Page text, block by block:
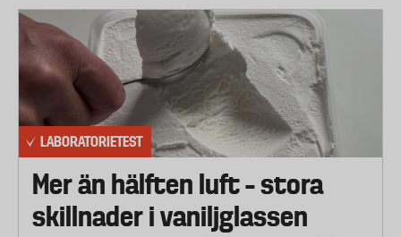
LABORATORIETEST
Mer än hälften luft – stora
skillnader i vaniljglassen